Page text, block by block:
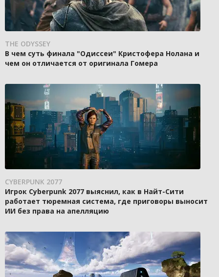
THE ODYSSEY
В чем суть финала "Одиссеи" Кристофера Нолана и
чем он отличается от оригинала Гомера
CYBERPUNK 2077
Игрок Cyberpunk 2077 выяснил, как в Найт-Сити
работает тюремная система, где приговоры выносит
ИИ без права на апелляцию